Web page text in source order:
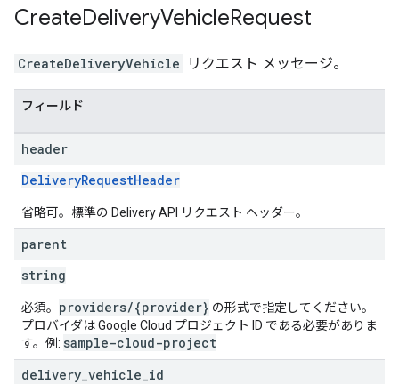
CreateDeliveryVehicleRequest
CreateDeliveryVehicle リクエスト メッセージ。
フィールド
header
DeliveryRequestHeader
省略可。標準の Delivery API リクエスト ヘッダー。
parent
string
必須。 providers/{provider} の形式で指定してください。
プロバイダは Google Cloud プロジェクト ID である必要がありま
す。例: sample-cloud-project
delivery vehicle id